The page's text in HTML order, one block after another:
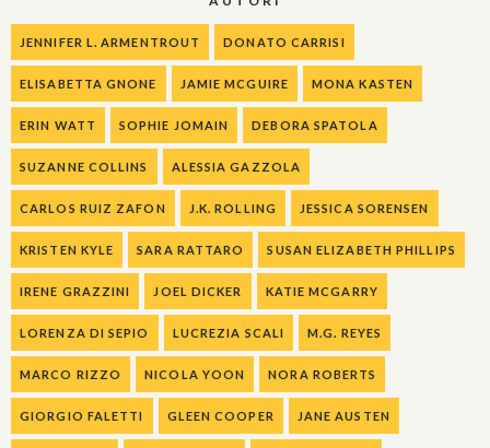
JENNIFER L. ARMENTROUT DONATO CARRISI
ELISABETTA GNONE JAMIE MCGUIRE MONA KASTEN
ERIN WATT SOPHIE JOMAIN DEBORA SPATOLA
SUZANNE COLLINS ALESSIA GAZZOLA
CARLOS RUIZ ZAFON J.K. ROLLING JESSICA SORENSEN
KRISTEN KYLE SARA RATTARO SUSAN ELIZABETH PHILLIPS
IRENE GRAZZINI JOEL DICKER KATIE MCGARRY
LORENZA DI SEPIO LUCREZIA SCALI M.G. REYES
MARCO RIZZO NICOLA YOON NORA ROBERTS
GIORGIO FALETTI GLEEN COOPER JANE AUSTEN